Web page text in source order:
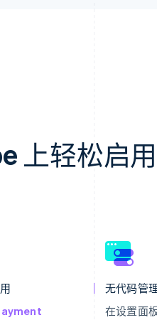
上轻松启
无代码管
在设置面